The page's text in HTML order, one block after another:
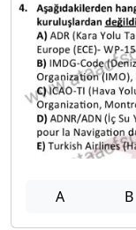
A B